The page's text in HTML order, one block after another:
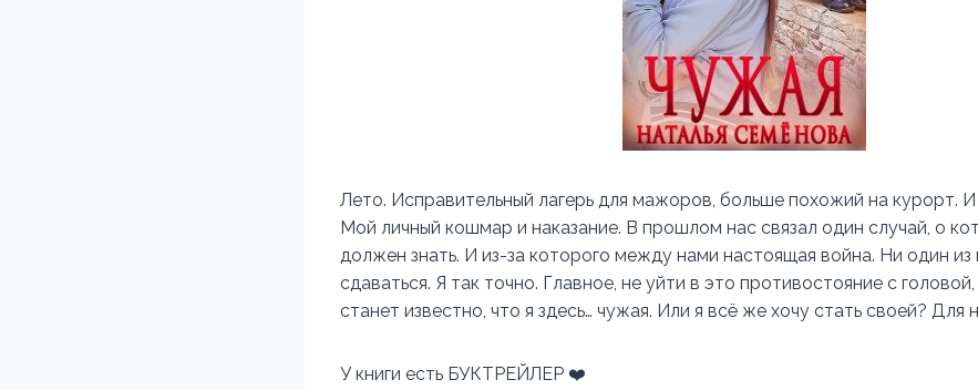
Лето. Исправительный лагерь для мажоров, больше похожий на курорт.
Мой личный кошмар и наказание. В прошлом нас связал один случай, о
должен знать. И из-за которого между нами настоящая война. Ни один из
сдаваться. Я так точно. Главное, не уйти в это противостояние с
станет известно, что я здесь… чужая. Или я всё же хочу стать своей? Для
У книги есть БУКТРЕЙЛЕР ❤️